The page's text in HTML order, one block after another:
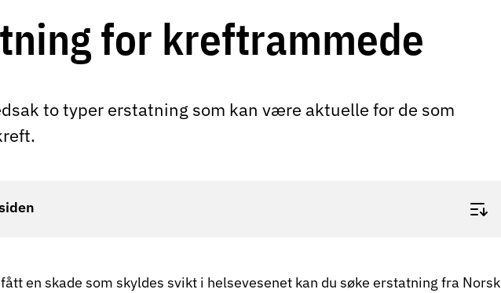
for kreftrammede
to typer erstatning som kan være aktuelle for de som
en skade som skyldes svikt i helsevesenet kan du søke erstatning fra Norsk